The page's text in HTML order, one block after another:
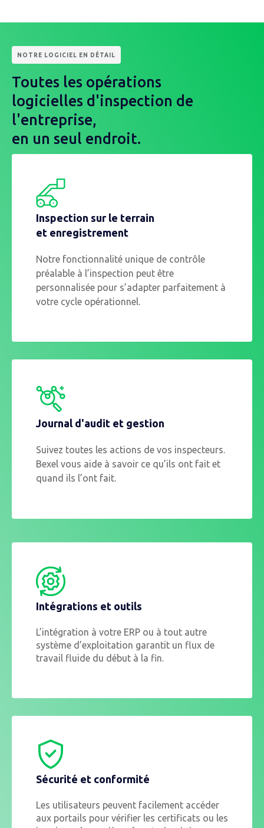
NOTRE LOGICIEL EN DÉTAIL
Toutes les opérations
logicielles d'inspection de
l'entreprise,
en un seul endroit.
Inspection sur le terrain
et enregistrement
Notre fonctionnalité unique de contrôle
préalable à l’inspection peut être
personnalisée pour s’adapter parfaitement à
votre cycle opérationnel.
Journal d'audit et gestion
Suivez toutes les actions de vos inspecteurs.
Bexel vous aide à savoir ce qu’ils ont fait et
quand ils l’ont fait.
Intégrations et outils
L’intégration à votre ERP ou à tout autre
système d’exploitation garantit un flux de
travail fluide du début à la fin.
Sécurité et conformité
Les utilisateurs peuvent facilement accéder
aux portails pour vérifier les certificats ou les